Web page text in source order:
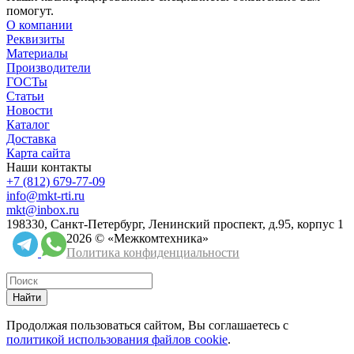
помогут.
О компании
Реквизиты
Материалы
Производители
ГОСТы
Статьи
Новости
Каталог
Доставка
Карта сайта
Наши контакты
+7 (812) 679-77-09
info@mkt-rti.ru
mkt@inbox.ru
198330, Санкт-Петербург, Ленинский проспект, д.95, корпус 1
2026 © «Межкомтехника»
Политика конфиденциальности
Найти
Продолжая пользоваться сайтом, Вы соглашаетесь с
политикой использования файлов cookie.